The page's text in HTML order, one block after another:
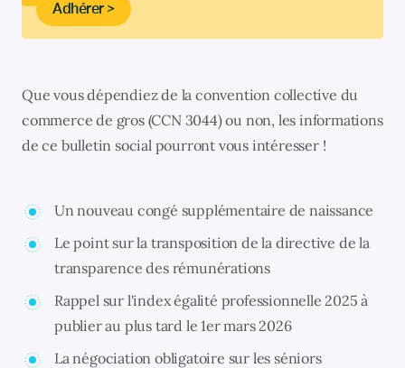
Adhérer >
Que vous dépendiez de la convention collective du
commerce de gros (CCN 3044) ou non, les informations
de ce bulletin social pourront vous intéresser !
Un nouveau congé supplémentaire de naissance
Le point sur la transposition de la directive de la
transparence des rémunérations
Rappel sur l'index égalité professionnelle 2025 à
publier au plus tard le 1er mars 2026
La négociation obligatoire sur les séniors